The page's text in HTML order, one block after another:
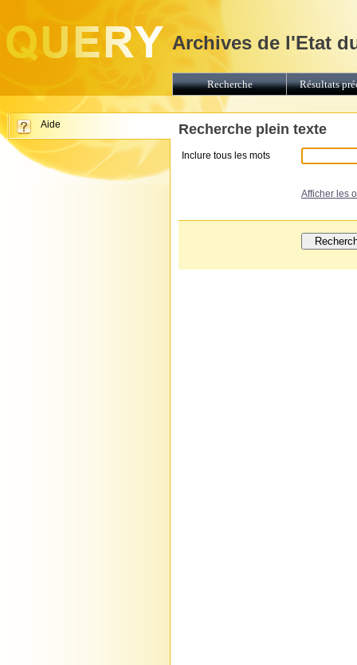
Recherche plein texte
Inclure tous les mots
Afficher les
Archives de l'Etat
Recherche Résultats
Aide